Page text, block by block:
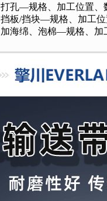
打孔—规格、加工位置、
挡板/挡块—规格、加工位
加海绵、泡棉—规格、加